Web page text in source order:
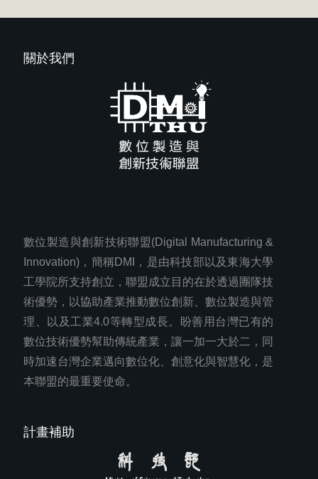
關於我們
數位製造與創新技術聯盟(Digital Manufacturing &
Innovation)，簡稱DMI，是由科技部以及東海大學
工學院所支持創立，聯盟成立目的在於透過團隊技
術優勢，以協助產業推動數位創新、數位製造與管
理、以及工業4.0等轉型成長。盼善用台灣已有的
數位技術優勢幫助傳統產業，讓一加一大於二，同
時加速台灣企業邁向數位化、創意化與智慧化，是
本聯盟的最重要使命。
計畫補助